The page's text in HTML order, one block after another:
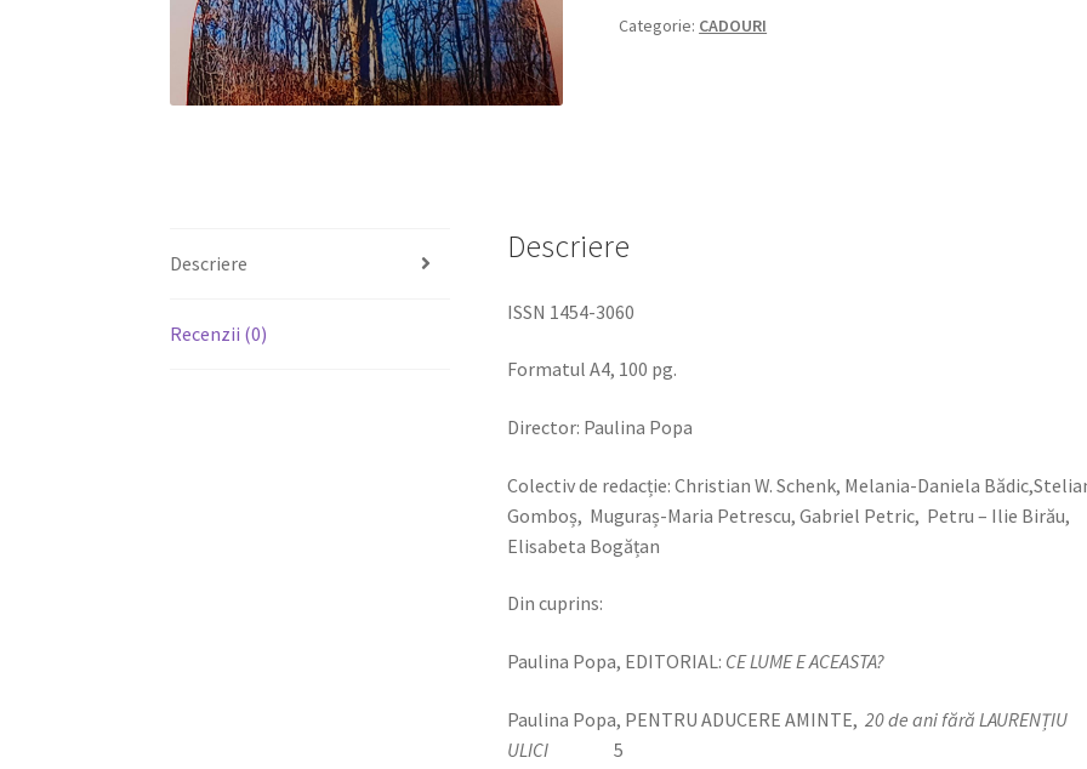
SEMNE-
Categorie: CADOURI
Descriere
Recenzii (0)
Descriere
ISSN 1454-3060
Formatul A4, 100 pg.
Director: Paulina Popa
Colectiv de redacție: Christian W. Schenk, Melania-Daniela
Gomboș, Muguraș-Maria Petrescu, Gabriel Petric, Petru – Ilie Birău,
Elisabeta Bogățan
Din cuprins:
Paulina Popa, EDITORIAL: CE LUME E ACEASTA?
Paulina Popa, PENTRU ADUCERE AMINTE, 20 de ani fără LAURENȚIU
ULICI5